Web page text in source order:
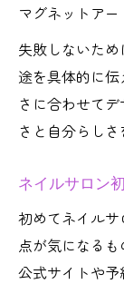
マグネットアー
失敗しないた
途を具体的に
さに合わせて
さと自分らし
ネイルサロン
初めてネイル
点が気になるも
公式サイトや